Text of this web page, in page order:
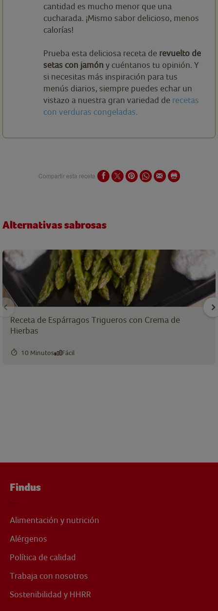
cantidad es mucho menor que una
cucharada. ¡Mismo sabor delicioso, menos
calorías!
Prueba esta deliciosa receta de revuelto de
setas con jamón y cuéntanos tu opinión. Y
si necesitas más inspiración para tus
menús diarios, siempre puedes echar un
vistazo a nuestra gran variedad de recetas
con verduras congeladas.
Compartir esta receta
Alternativas sabrosas
Receta de Espárragos Trigueros con Crema de
Hierbas
10 Minutos Fácil
Findus
Alimentación y nutrición
Alérgenos
Política de calidad
Trabaja con nosotros
Sostenibilidad y HHRR